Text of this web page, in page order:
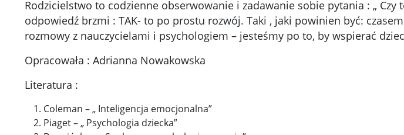
Rodzicielstwo to codzienne obserwowanie i zadawanie sobie pytania : „
odpowiedź brzmi : TAK- to po prostu rozwój. Taki , jaki powinien być:
rozmowy z nauczycielami i psychologiem – jesteśmy po to, by wspierać
Opracowała : Adrianna Nowakowska
Literatura :
Coleman – „ Inteligencja emocjonalna”
Piaget – „ Psychologia dziecka”